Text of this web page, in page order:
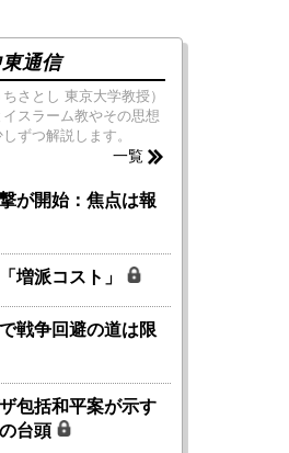
通信
さとし 東京大学教授）
スラーム教やその思想
ずつ解説します。
一覧
が開始：焦点は報
増派コスト」
戦争回避の道は限
包括和平案が示す
台頭